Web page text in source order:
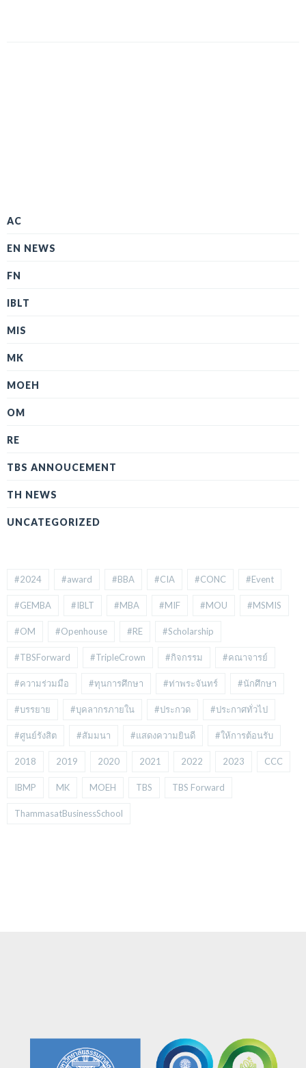
AC
EN NEWS
FN
IBLT
MIS
MK
MOEH
OM
RE
TBS ANNOUCEMENT
TH NEWS
UNCATEGORIZED
#2024 #award #BBA #CIA #CONC #Event
#GEMBA #IBLT #MBA #MIF #MOU #MSMIS
#OM #Openhouse #RE #Scholarship
#TBSForward #TripleCrown #กิจกรรม #คณาจารย์
#ความร่วมมือ #ทุนการศึกษา #ท่าพระจันทร์ #นักศึกษา
#บรรยาย #บุคลากรภายใน #ประกวด #ประกาศทั่วไป
#ศูนย์รังสิต #สัมมนา #แสดงความยินดี #ให้การต้อนรับ
2018 2019 2020 2021 2022 2023 CCC
IBMP MK MOEH TBS TBS Forward
ThammasatBusinessSchool